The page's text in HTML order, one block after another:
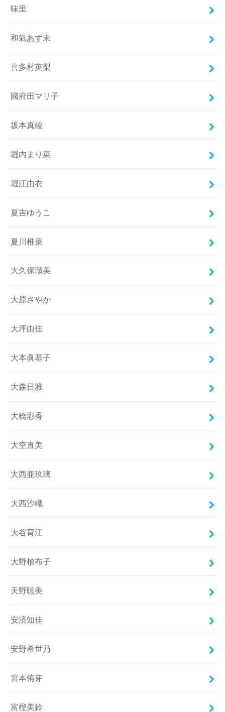
味里
和氣あず未
喜多村英梨
國府田マリ子
坂本真綾
堀内まり菜
堀江由衣
夏吉ゆうこ
夏川椎菜
大久保瑠美
大原さやか
大坪由佳
大本眞基子
大森日雅
大橋彩香
大空直美
大西亜玖璃
大西沙織
大谷育江
大野柚布子
天野聡美
安済知佳
安野希世乃
宮本侑芽
富樫美鈴